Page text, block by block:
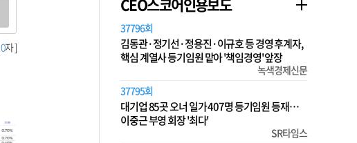
0자 ]
37796회
김동관·정기선·정용진·이규호 등 경영 후계자,
핵심 계열사 등기임원 맡아 '책임경영' 앞장
녹색경제신문
37795회
대기업 85곳 오너 일가 407명 등기임원 등재…
이중근 부영 회장 '최다'
SR타임스